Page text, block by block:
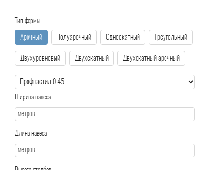
Тип фермы
Арочный Полуарочный Односкатный Треугольный
Двухуровневый Двухскатный Двухскатный арочный
Ширина навеса
Длина навеса